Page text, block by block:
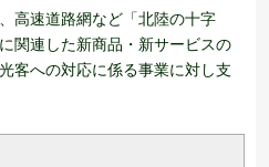
高速道路網など「北陸の十字
関連した新商品・新サービスの
客への対応に係る事業に対し支